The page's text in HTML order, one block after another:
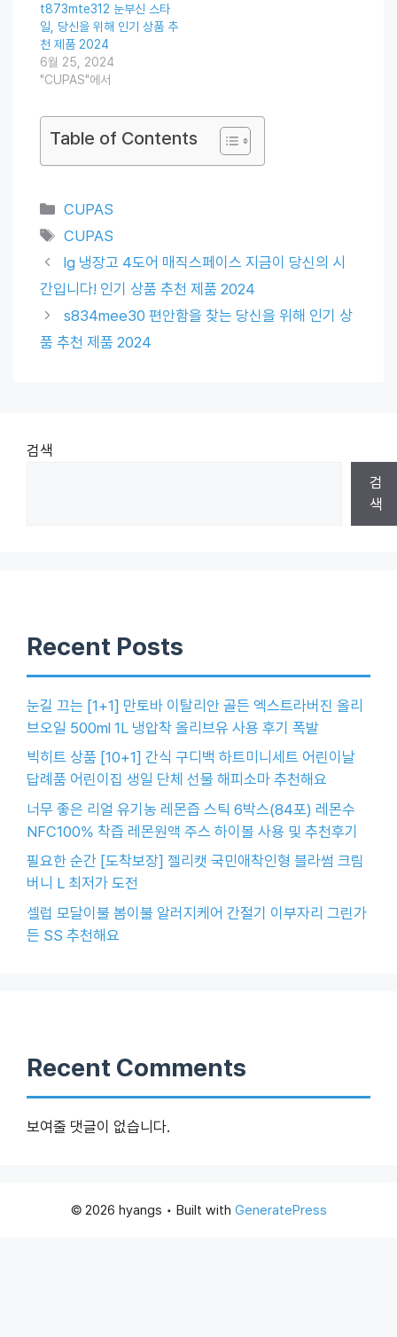
t873mte312 눈부신 스타
일, 당신을 위해 인기 상품 추
천 제품 2024
6월 25, 2024
"CUPAS"에서
Table of Contents
Categories
CUPAS
Tags
CUPAS
lg 냉장고 4도어 매직스페이스 지금이 당신의 시
간입니다! 인기 상품 추천 제품 2024
s834mee30 편안함을 찾는 당신을 위해 인기 상
품 추천 제품 2024
검색
검
색
Recent Posts
눈길 끄는 [1+1] 만토바 이탈리안 골든 엑스트라버진 올리
브오일 500ml 1L 냉압착 올리브유 사용 후기 폭발
빅히트 상품 [10+1] 간식 구디백 하트미니세트 어린이날
답례품 어린이집 생일 단체 선물 해피소마 추천해요
너무 좋은 리얼 유기농 레몬즙 스틱 6박스(84포) 레몬수
NFC100% 착즙 레몬원액 주스 하이볼 사용 및 추천후기
필요한 순간 [도착보장] 젤리캣 국민애착인형 블라썸 크림
버니 L 최저가 도전
셀럽 모달이불 봄이불 알러지케어 간절기 이부자리 그린가
든 SS 추천해요
Recent Comments
보여줄 댓글이 없습니다.
© 2026 hyangs • Built with GeneratePress